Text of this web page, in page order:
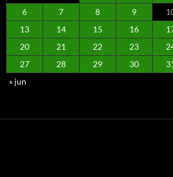
6
7 8 9
13
14 15 16
20
21 22 23
27
28 29 30
« jun